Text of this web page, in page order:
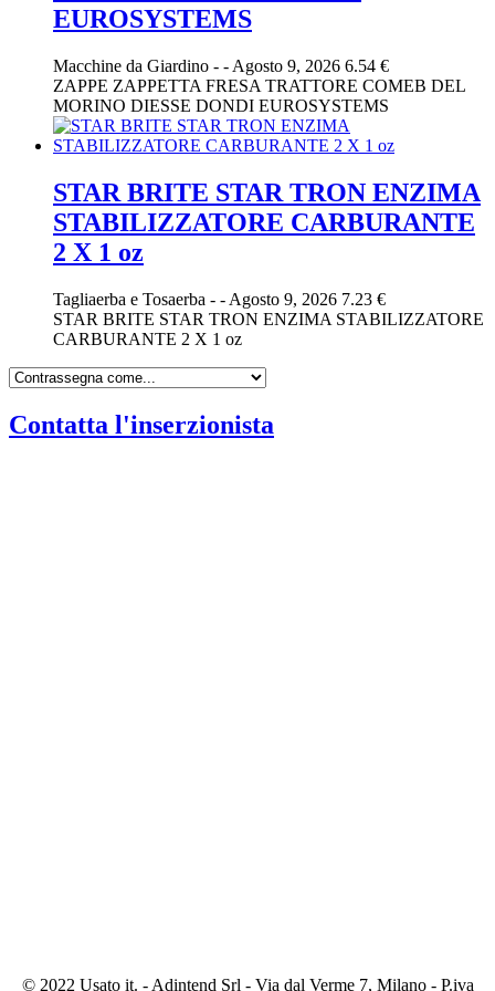
EUROSYSTEMS
Macchine da Giardino - - Agosto 9, 2026 6.54 €
ZAPPE ZAPPETTA FRESA TRATTORE COMEB DEL
MORINO DIESSE DONDI EUROSYSTEMS
STAR BRITE STAR TRON ENZIMA
STABILIZZATORE CARBURANTE
2 X 1 oz
Tagliaerba e Tosaerba - - Agosto 9, 2026 7.23 €
STAR BRITE STAR TRON ENZIMA STABILIZZATORE
CARBURANTE 2 X 1 oz
Contatta l'inserzionista
© 2022 Usato it. - Adintend Srl - Via dal Verme 7, Milano - P.iva